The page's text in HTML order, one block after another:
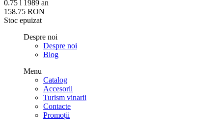
0.75 l 1989 an
158.75 RON
Stoc epuizat
Despre noi
Despre noi
Blog
Menu
Catalog
Accesorii
Turism vinarii
Contacte
Promoții